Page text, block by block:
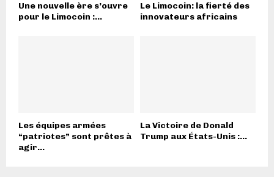
Une nouvelle ère s’ouvre
pour le Limocoin :...
Le Limocoin: la fierté des
innovateurs africains
Les équipes armées
“patriotes” sont prêtes à
agir...
La Victoire de Donald
Trump aux États-Unis :...